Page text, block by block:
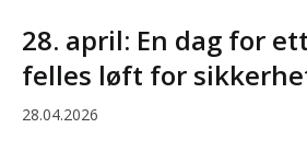
28. april: En dag for
felles løft for
28.04.2026